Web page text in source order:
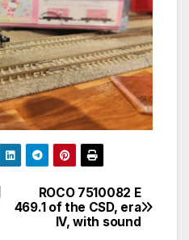
ROCO 7510082 E
469.1 of the CSD, era
IV, with sound